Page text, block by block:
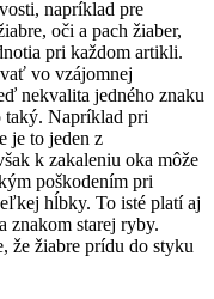
napríklad pre
oči a pach žiaber,
pri každom artikli.
vo vzájomnej
nekvalita jedného znaku
taký. Napríklad pri
je to jeden z
k zakaleniu oka môže
poškodením pri
hĺbky. To isté platí aj
znakom starej ryby.
že žiabre prídu do styku